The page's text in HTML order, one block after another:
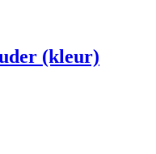
(kleur)